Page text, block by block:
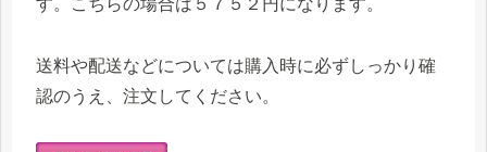
送料や配送などについては購入時に必ずしっかり確
認のうえ、注文してください。